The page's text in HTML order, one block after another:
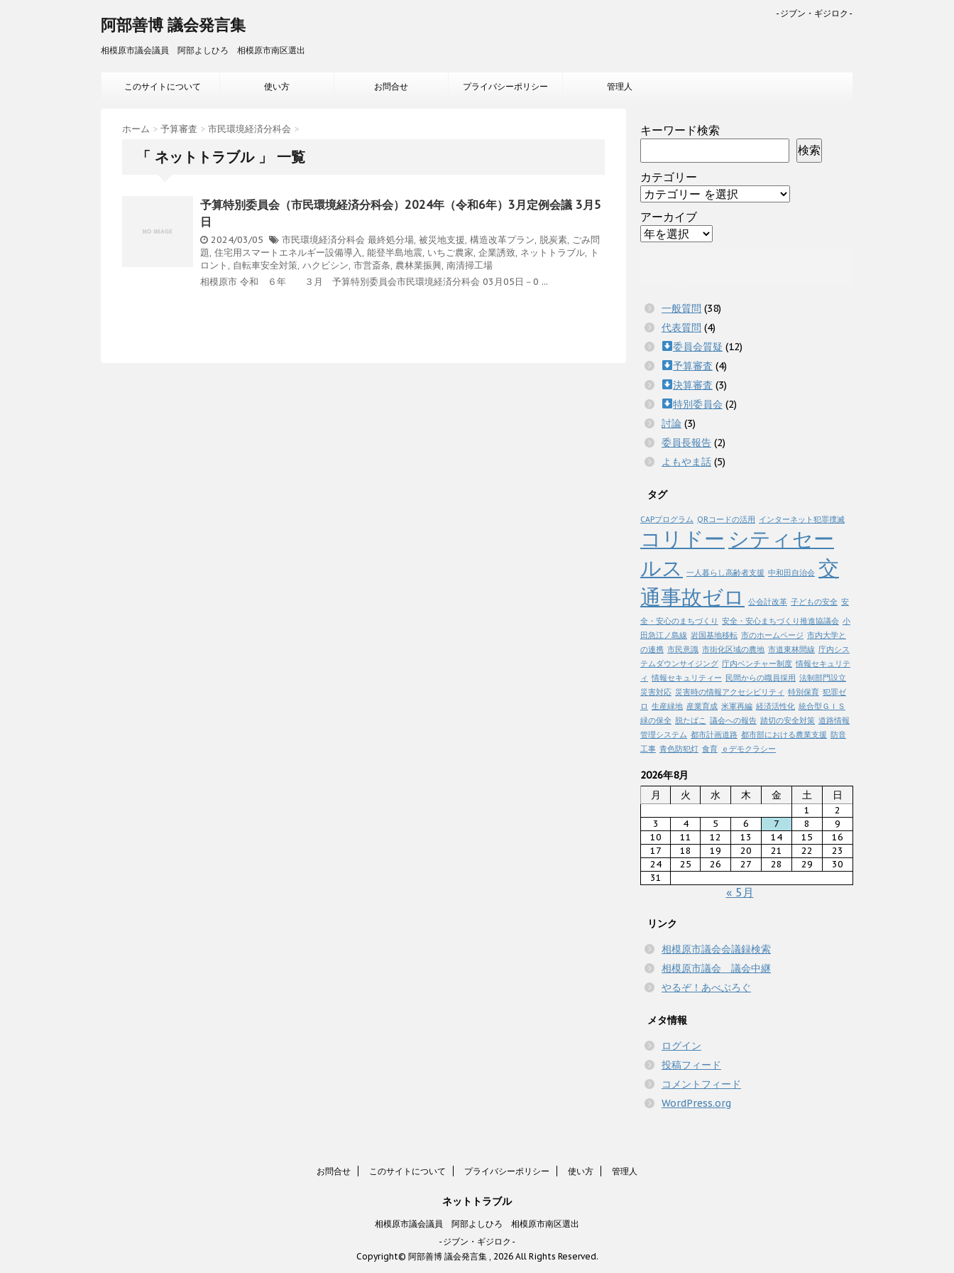
阿部善博 議会発言集
相模原市議会議員 阿部よしひろ 相模原市南区選出
-ジブン・ギジロク-
このサイトについて 使い方 お問合せ プライバシーポリシー 管理人
ホーム > 予算審査 > 市民環境経済分科会 >
「 ネットトラブル 」 一覧
予算特別委員会（市民環境経済分科会）2024年（令和6年）3月定例会議 3月5
日
2024/03/05 市民環境経済分科会 最終処分場, 被災地支援, 構造改革プラン, 脱炭素, ごみ問
題, 住宅用スマートエネルギー設備導入, 能登半島地震, いちご農家, 企業誘致, ネットトラブル, ト
ロント , 自転車安全対策, ハクビシン, 市営斎条, 農林業振興, 南清掃工場
相模原市 令和 ６年 ３月 予算特別委員会市民環境経済分科会 03月05日－0 ...
キーワード検索
検索
カテゴリー
アーカイブ
一般質問 (38)
代表質問 (4)
委員会質疑 (12)
予算審査 (4)
決算審査 (3)
特別委員会 (2)
討論 (3)
委員長報告 (2)
よもやま話 (5)
タグ
CAPプログラム QRコードの活用 インターネット犯罪撲滅
コリドー シティセー
ルス
一人暮らし高齢者支援 中和田自治会 交
通事故ゼロ
公会計改革 子どもの安全 安
全・安心のまちづくり 安全・安心まちづくり推進協議会 小
田急江ノ島線 岩国基地移転 市のホームページ 市内大学と
の連携 市民意識 市街化区域の農地 市道東林間線 庁内シス
テムダウンサイジング 庁内ベンチャー制度 情報セキュリテ
ィ 情報セキュリティー 民間からの職員採用 法制部門設立
災害対応 災害時の情報アクセシビリティ 特別保育 犯罪ゼ
ロ 生産緑地 産業育成 米軍再編 経済活性化 統合型ＧＩＳ
緑の保全 脱たばこ 議会への報告 踏切の安全対策 道路情報
管理システム 都市計画道路 都市部における農業支援 防音
工事 青色防犯灯 食育 ｅデモクラシー
2026年8月
月
火 水 木 金 土 日
1
2
3
4 5 6 7 8
9
10
11 12 13 14 15
16
17
18 19 20 21 22
23
24
25 26 27 28 29
30
31
« 5月
リンク
相模原市議会会議録検索
相模原市議会 議会中継
やるぞ！あべぶろぐ
メタ情報
ログイン
投稿フィード
コメントフィード
WordPress.org
お問合せ このサイトについて プライバシーポリシー 使い方 管理人
ネットトラブル
相模原市議会議員 阿部よしひろ 相模原市南区選出
-ジブン・ギジロク-
Copyright© 阿部善博 議会発言集 , 2026 All Rights Reserved.